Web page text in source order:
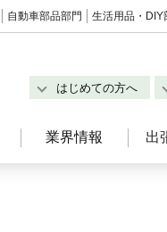
自動車部品部門 生活用品・DIY
はじめての方へ
業界情報 出